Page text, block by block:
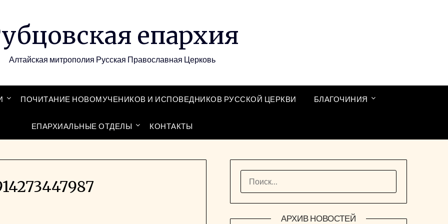
епархия
Алтайская митрополия Русская Православная Церковь
ПОЧИТАНИЕ НОВОМУЧЕНИКОВ И ИСПОВЕДНИКОВ РУССКОЙ ЦЕРКВИ БЛАГОЧИНИЯ
ЕПАРХИАЛЬНЫЕ ОТДЕЛЫ КОНТАКТЫ
АРХИВ НОВОСТЕЙ